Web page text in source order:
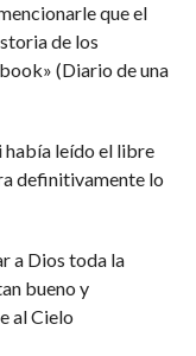
que el
de los
(Diario de una
había leído el libre
definitivamente lo
a Dios toda la
bueno y
al Cielo